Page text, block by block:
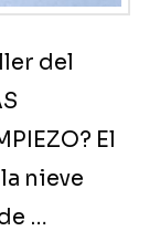
del
El
nieve
…